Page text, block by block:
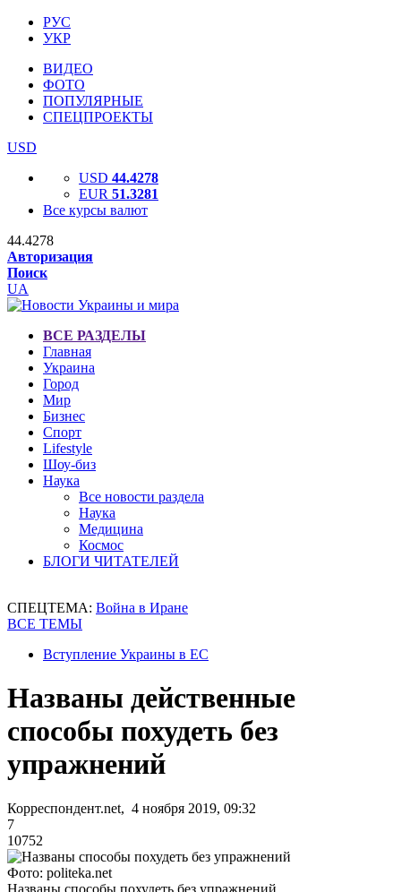
РУС
УКР
ВИДЕО
ФОТО
ПОПУЛЯРНЫЕ
СПЕЦПРОЕКТЫ
USD
USD 44.4278
EUR 51.3281
Все курсы валют
44.4278
Авторизация
Поиск
UA
ВСЕ РАЗДЕЛЫ
Главная
Украина
Город
Мир
Бизнес
Спорт
Lifestyle
Шоу-биз
Наука
Все новости раздела
Наука
Медицина
Космос
БЛОГИ ЧИТАТЕЛЕЙ
СПЕЦТЕМА: Война в Иране
ВСЕ ТЕМЫ
Вступление Украины в ЕС
Названы действенные
способы похудеть без
упражнений
Корреспондент.net, 4 ноября 2019, 09:32
7
10752
Фото: politeka.net
Названы способы похудеть без упражнений